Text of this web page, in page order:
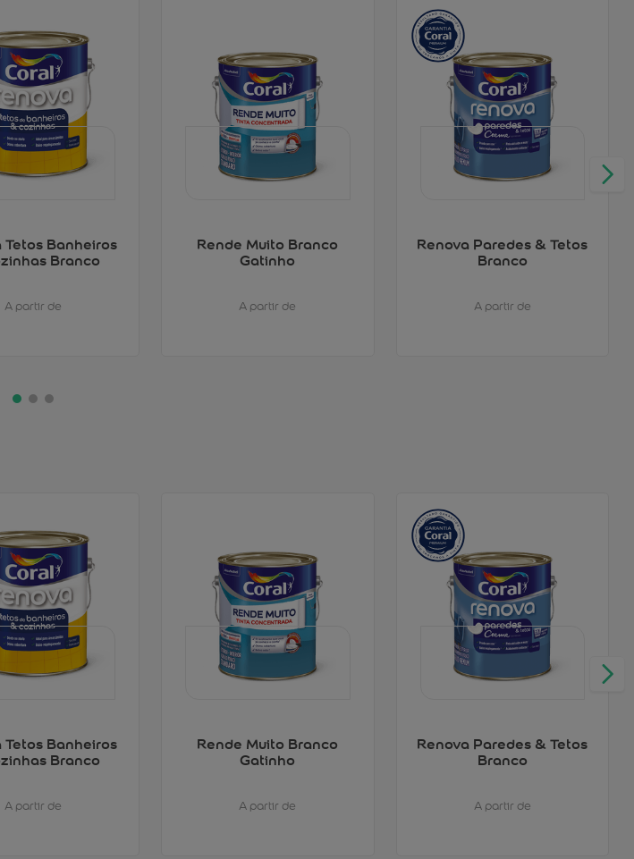
Tetos Banheiros
Branco
A partir de
Rende Muito Branco
Gatinho
A partir de
Renova Paredes & Tetos
Branco
A partir de
Tetos Banheiros
Branco
A partir de
Rende Muito Branco
Gatinho
A partir de
Renova Paredes & Tetos
Branco
A partir de